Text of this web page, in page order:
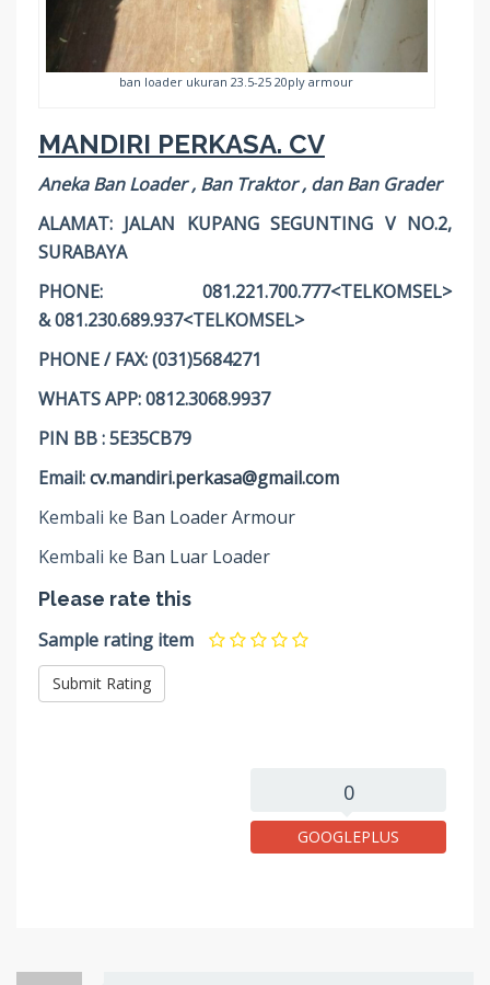
ban loader ukuran 23.5-25 20ply armour
MANDIRI PERKASA. CV
Aneka Ban Loader , Ban Traktor , dan Ban Grader
ALAMAT: JALAN KUPANG SEGUNTING V NO.2,
SURABAYA
PHONE: 081.221.700.777<TELKOMSEL>
& 081.230.689.937<TELKOMSEL>
PHONE / FAX: (031)5684271
WHATS APP: 0812.3068.9937
PIN BB : 5E35CB79
Email:cv.mandiri.perkasa@gmail.com
Kembali ke Ban Loader Armour
Kembali ke Ban Luar Loader
Please rate this
Sample rating item
0
GOOGLEPLUS